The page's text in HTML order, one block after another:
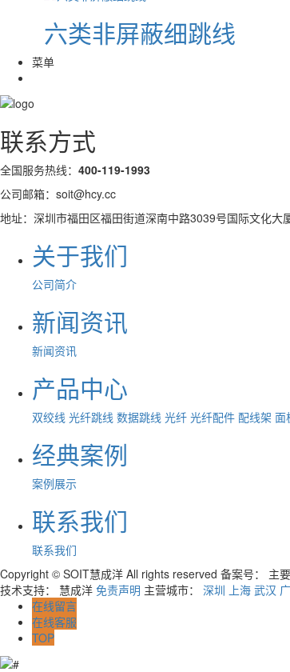
六类非屏蔽细跳线
菜单
联系方式
全国服务热线： 400-119-1993
公司邮箱：soit@hcy.cc
地址：深圳市福田区福田街道深南中路3039号国际文化大
关于我们
公司简介
新闻资讯
新闻资讯
产品中心
双绞线 光纤跳线 数据跳线 光纤 光纤配件 配线架 面
经典案例
案例展示
联系我们
联系我们
Copyright © SOIT慧成洋 All rights reserved 备案号：
主
技术支持： 慧成洋 免责声明 主营城市： 深圳 上海 武汉
在线留言
在线客服
TOP